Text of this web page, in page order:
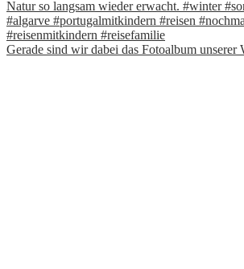
Gerade sind wir dabei das Fotoalbum unserer